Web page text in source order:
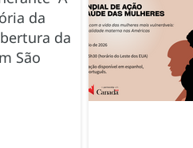
da
da
São